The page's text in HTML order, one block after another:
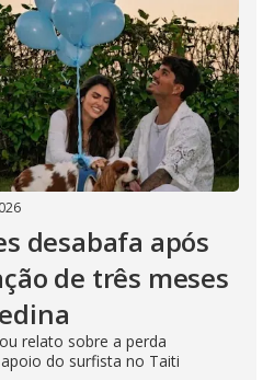
desabafa após
de três meses
relato sobre a perda
do surfista no Taiti